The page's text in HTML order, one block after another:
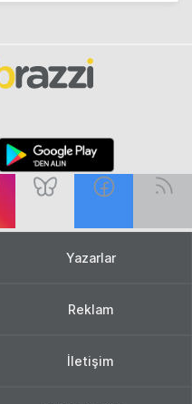
Yazarlar
Reklam
İletişim